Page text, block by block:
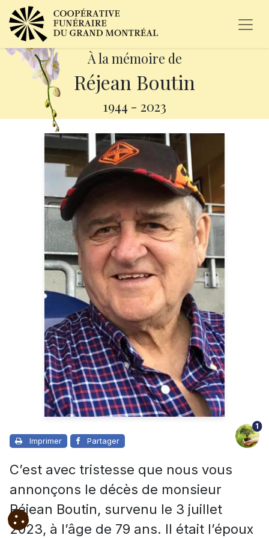
À la mémoire de
Réjean Boutin
1944 - 2023
Imprimer Partager
1
C’est avec tristesse que nous vous
annonçons le décès de monsieur
Réjean Boutin, survenu le 3 juillet
2023, à l’âge de 79 ans. Il était l’époux